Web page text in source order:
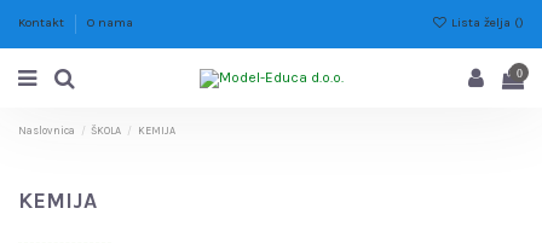
Kontakt O nama Lista želja ()
0
Naslovnica ŠKOLA KEMIJA
KEMIJA